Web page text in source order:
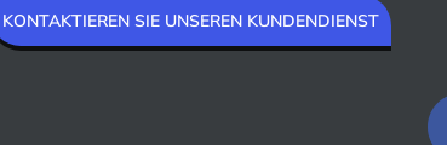
KONTAKTIEREN SIE UNSEREN KUNDENDIENST